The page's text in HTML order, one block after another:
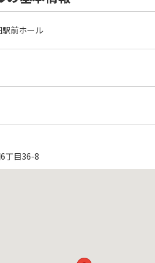
前ホール
丁目36-8